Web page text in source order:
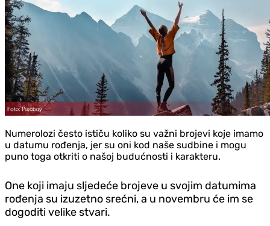
Numerolozi često ističu koliko su važni brojevi koje imamo
u datumu rođenja, jer su oni kod naše sudbine i mogu
puno toga otkriti o našoj budućnosti i karakteru.
One koji imaju sljedeće brojeve u svojim datumima
rođenja su izuzetno srećni, a u novembru će im se
dogoditi velike stvari.